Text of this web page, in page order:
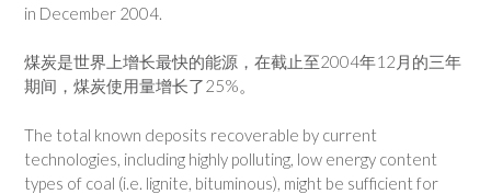
in December 2004.
煤炭是世界上增长最快的能源，在截止至2004年12月的三年
期间，煤炭使用量增长了25%。
The total known deposits recoverable by current
technologies, including highly polluting, low energy content
types of coal (i.e. lignite, bituminous), might be sufficient for